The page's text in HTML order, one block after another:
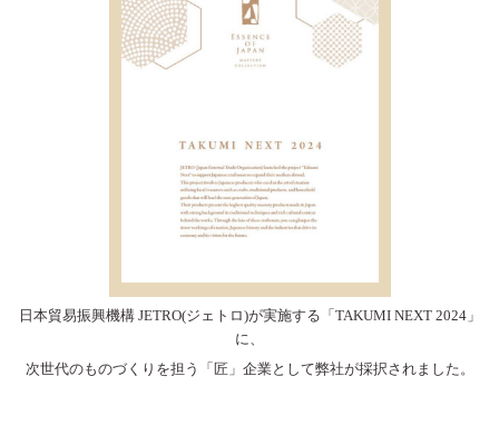
日本貿易振興機構 JETRO(ジェトロ)が実施する「TAKUMI NEXT 2024」
に、
次世代のものづくりを担う「匠」企業として弊社が採択されました。